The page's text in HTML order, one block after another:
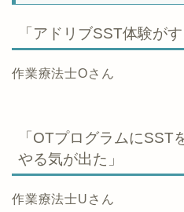
「アドリブSST体験が
作業療法士Oさん
「OTプログラムにSST
やる気が出た」
作業療法士Uさん